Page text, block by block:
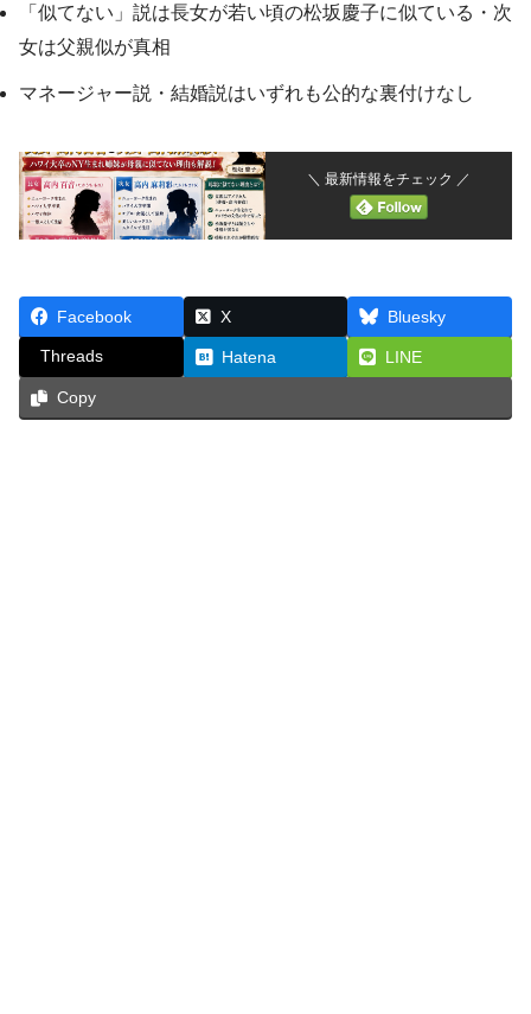
「似てない」説は長女が若い頃の松坂慶子に似ている・次
女は父親似が真相
マネージャー説・結婚説はいずれも公的な裏付けなし
＼ 最新情報をチェック ／
Facebook X Bluesky
Threads Hatena LINE
Copy